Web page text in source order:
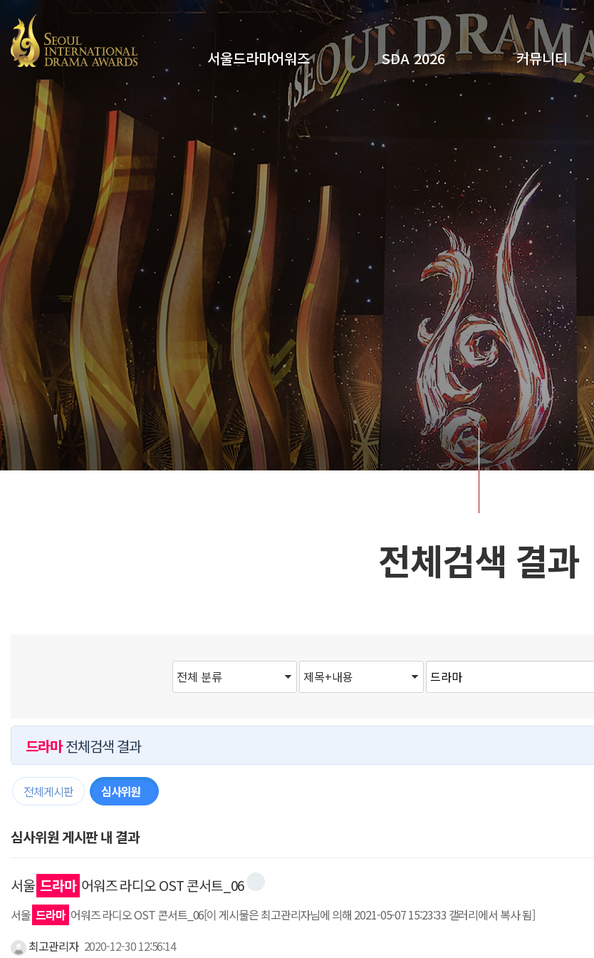
서울드라마어워즈 SDA 2026 커뮤니티 검색
전체검색 결과
드라마전체검색 결과
전체게시판 심사위원 1
심사위원 게시판 내 결과
서울 드라마 어워즈 라디오 OST 콘서트_06
서울 드라마 어워즈 라디오 OST 콘서트_06[이 게시물은 최고관리자님에 의해 2021-05-07 15:23:33 갤러리에서 복사 됨]
최고관리자 2020-12-30 12:56:14
유튜브
인스타그램
페이스북